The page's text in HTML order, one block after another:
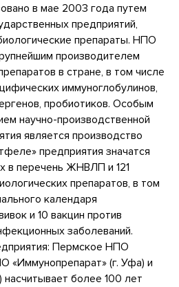
в мае 2003 года путем
предприятий,
препараты. НПО
производителем
в стране, в том числе
иммуноглобулинов,
пробиотиков. Особым
научно-производственной
является производство
предприятия значатся
в перечень ЖНВЛП и 121
препаратов, в том
календаря
и 10 вакцин против
заболеваний.
Пермское НПО
«Иммунопрепарат» (г. Уфа) и
более 100 лет